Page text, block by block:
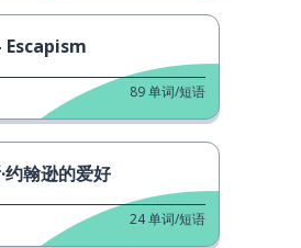
Escapism
89单词/短语
约翰逊的爱好
24单词/短语